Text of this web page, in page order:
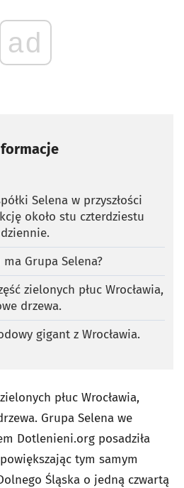
ad
Selena w przyszłości
około stu czterdziestu
Grupa Selena?
zielonych płuc Wrocławia,
drzewa.
gigant z Wrocławia.
płuc Wrocławia,
Grupa Selena we
Dotlenieni.org posadziła
tym samym
Śląska o jedną czwartą